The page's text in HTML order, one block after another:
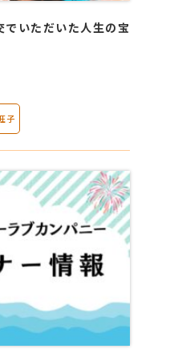
いただいた人生の宝
子